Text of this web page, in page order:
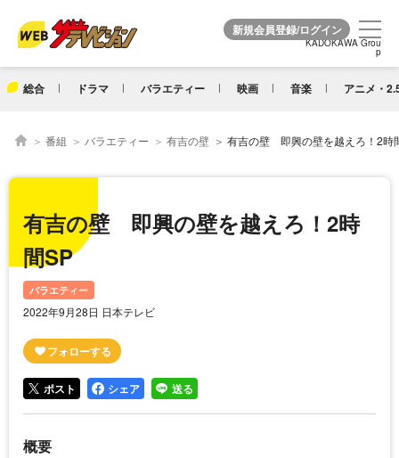
KADOKAWA Grou
p
総合 ドラマ バラエティー 映画 音楽 アニメ・
KADOKAWA Grou
p
番組 バラエティー 有吉の壁 有吉の壁 即興の壁を越えろ！2時
有吉の壁 即興の壁を越えろ！2時
間SP
バラエティー
2022年9月28日 日本テレビ
ポスト シェア 送る
概要